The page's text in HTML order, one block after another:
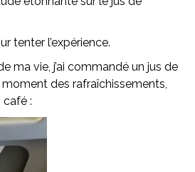
tenter l’expérience.
ma vie, j’ai commandé un jus de
des rafraîchissements,
café :